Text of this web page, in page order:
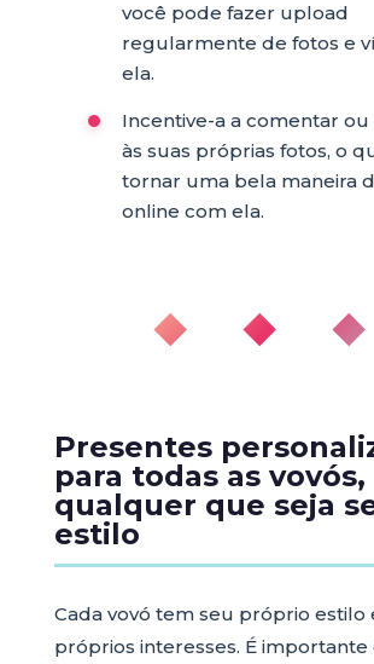
você pode fazer upload
regularmente de fotos e
ela.
Incentive-a a comentar
às suas próprias fotos, o
tornar uma bela maneira
online com ela.
◆ ◆ ◆
Presentes
para todas as vovós,
qualquer que seja
estilo
Cada vovó tem seu próprio estilo
próprios interesses. É importante